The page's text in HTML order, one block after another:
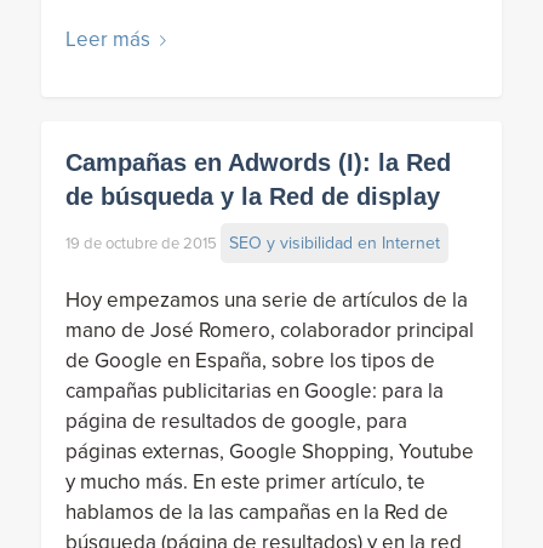
Leer más
Campañas en Adwords (I): la Red
de búsqueda y la Red de display
19 de octubre de 2015 SEO y visibilidad en Internet
Hoy empezamos una serie de artículos de la
mano de José Romero, colaborador principal
de Google en España, sobre los tipos de
campañas publicitarias en Google: para la
página de resultados de google, para
páginas externas, Google Shopping, Youtube
y mucho más. En este primer artículo, te
hablamos de la las campañas en la Red de
búsqueda (página de resultados) y en la red